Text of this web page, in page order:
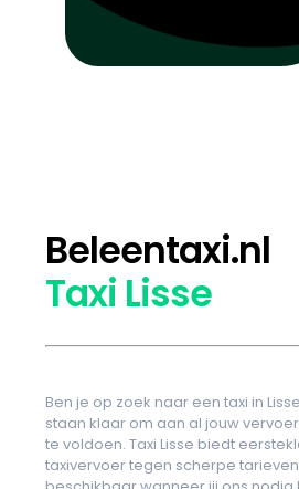
Beleentaxi.nl
Taxi Lisse
Ben je op zoek naar een taxi in
staan klaar om aan al jouw
te voldoen. Taxi Lisse biedt
taxivervoer tegen scherpe